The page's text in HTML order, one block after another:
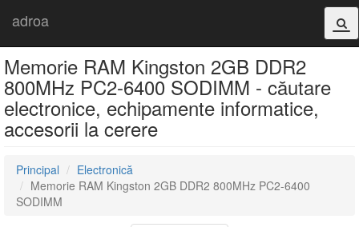
adroa
Memorie RAM Kingston 2GB DDR2
800MHz PC2-6400 SODIMM - căutare
electronice, echipamente informatice,
accesorii la cerere
Principal
Electronică
Memorie RAM Kingston 2GB DDR2 800MHz PC2-6400
SODIMM